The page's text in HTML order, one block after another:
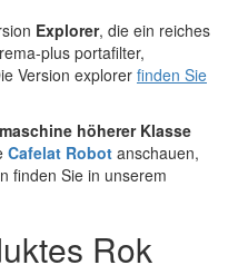
Explorer, die ein reiches
plus portafilter,
Version explorer finden Sie
höherer Klasse
Cafelat Robot anschauen,
finden Sie in unserem
Rok